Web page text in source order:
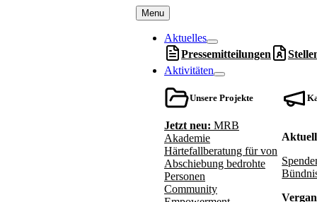
Menu
Aktuelles
Pressemitteilungen
Aktivitäten
Unsere Projekte
Jetzt neu: MRB
Akademie
Härtefallberatung für von
Abschiebung bedrohte
Personen
Community